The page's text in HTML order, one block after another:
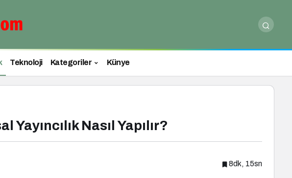
Teknoloji Kategoriler Künye
Nasıl Yapılır?
8dk, 15sn